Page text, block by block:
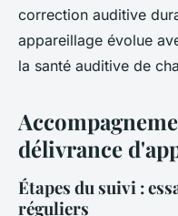
correction auditive
appareillage évolue
la santé auditive de
délivrance
Étapes du suivi :
réguliers